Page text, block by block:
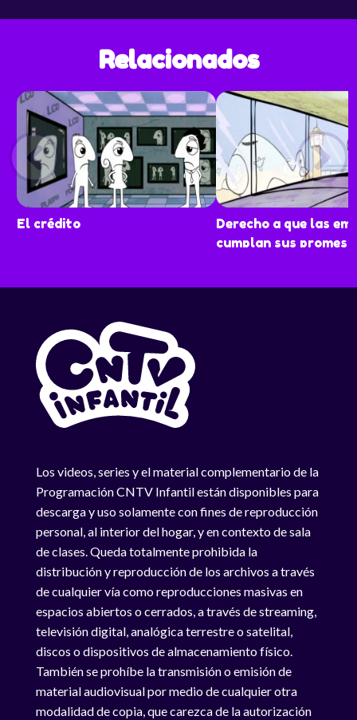
Relacionados
El crédito
Derecho a que las
cumplan sus
Los videos, series y el material complementario de la
Programación CNTV Infantil están disponibles para
descarga y uso solamente con fines de reproducción
personal, al interior del hogar, y en contexto de sala
de clases. Queda totalmente prohibida la
distribución y reproducción de los archivos a través
de cualquier vía como reproducciones masivas en
espacios abiertos o cerrados, a través de streaming,
televisión digital, analógica terrestre o satelital,
discos o dispositivos de almacenamiento físico.
También se prohíbe la transmisión o emisión de
material audiovisual por medio de cualquier otra
modalidad de copia, que carezca de la autorización